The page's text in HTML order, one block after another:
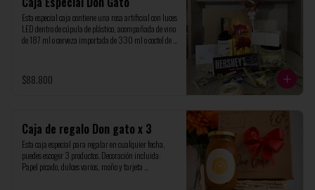
Esta especial caja contiene una rosa artificial con luces
LED dentro de cúpula de plástico, acompañada de vino
de 187 ml o cerveza importada de 330 ml o coctel de
Decoración incluida: Papel picado, dulces varios,
moño y tarjeta personalizada (recuerda indicar el
$88.800
Caja de regalo Don gato x 3
Esta caja especial para regalar en cualquier fecha,
puedes escoger 3 productos. Decoración incluida:
Papel picado, dulces varios, moño y tarjeta